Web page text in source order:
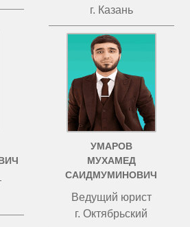
г. Казань
УМАРОВ
МУХАМЕД
САИДМУМИНОВИЧ
Ведущий юрист
г. Октябрьский